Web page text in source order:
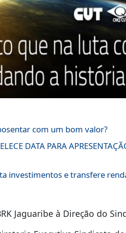
com um bom valor?
DATA PARA
investimentos e transfere
Jaguaribe à Direção do